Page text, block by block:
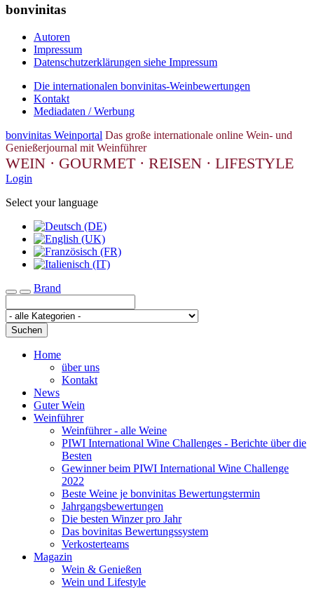
bonvinitas
Autoren
Impressum
Datenschutzerklärungen siehe Impressum
Die internationalen bonvinitas-Weinbewertungen
Kontakt
Mediadaten / Werbung
bonvinitas Weinportal Das große internationale online Wein- und
Genießerjournal mit Weinführer
WEIN · GOURMET · REISEN · LIFESTYLE
Login
Select your language
Toggle navigation
Brand
Suchen
Home
über uns
Kontakt
News
Guter Wein
Weinführer
Weinführer - alle Weine
PIWI International Wine Challenges - Berichte über die
Besten
Gewinner beim PIWI International Wine Challenge
2022
Beste Weine je bonvinitas Bewertungstermin
Jahrgangsbewertungen
Die besten Winzer pro Jahr
Das bovinitas Bewertungssystem
Verkosterteams
Magazin
Wein & Genießen
Wein und Lifestyle